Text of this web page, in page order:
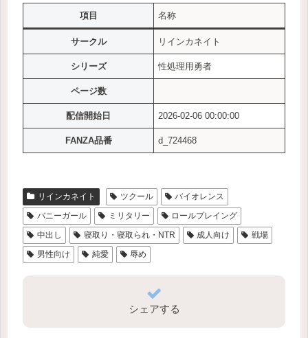
項目 名称
サークル リインカネイト
シリーズ 性処理用勇者
ページ数
配信開始日 2026-02-06 00:00:00
FANZA品番 d_724468
リインカネイト ツクール
バイオレンス
バニーガール
ミリタリー
ロールプレイング
中出し
寝取り・寝取られ・NTR 成人向け
戦場
男性向け
純愛 辱め
シェアする